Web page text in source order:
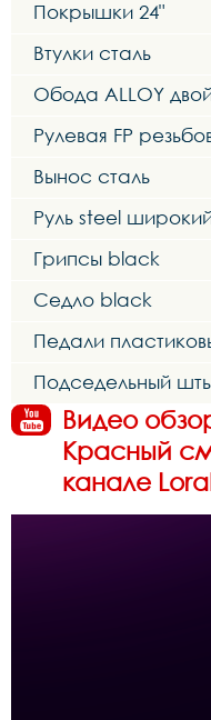
Покрышки 24"
Втулки сталь
Обода ALLOY
Рулевая FP
Вынос сталь
Руль steel
Грипсы black
Седло black
Педали
Подседельный
Видео
Красный
канале